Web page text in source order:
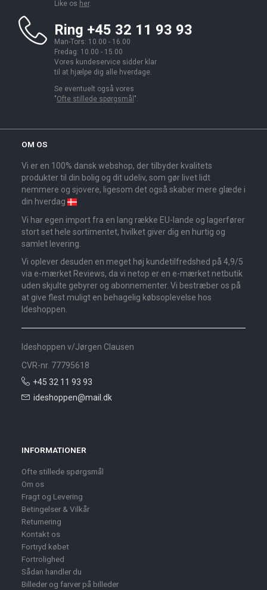
Like os her.
Ring +45 32 11 93 93
Man-Tors: 10.00 - 16.00
Fredag: 10.00 - 15.00
Vores kundeservice sidder klar
til at hjælpe dig alle hverdage.
Se eventuelt også vores
"Ofte stillede spørgsmål ".
OM OS
Vi er en 100% dansk webshop, der tilbyder kvalitets
produkter til din bolig og dit udeliv, som gør livet lidt
nemmere og sjovere, ligesom det også skaber mere glæde i
din hverdag
Vi har egen import fra en lang række EU-lande og lagerfører
stort set hele sortimentet, hvilket giver dig en hurtig og
samlet levering.
Vi oplever desuden en meget høj kundetilfredshed på 4,9/5
via e-mærket Reviews, da vi netop er en e-mærket netbutik
uden skjulte gebyrer og abonnementer. Vi bestræber os på
at give flest muligt en behagelig købsoplevelse hos
Ideshoppen.
Ideshoppen v/Jørgen Clausen
CVR-nr. 77795618
+45 32 11 93 93
ideshoppen@mail.dk
INFORMATIONER
Ofte stillede spørgsmål
Om os
Fragt og Levering
Betingelser & Vilkår
Returnering
Kontakt os
Fortryd købet
Fortrolighed
Sådan handler du
Billeder og farver på billeder